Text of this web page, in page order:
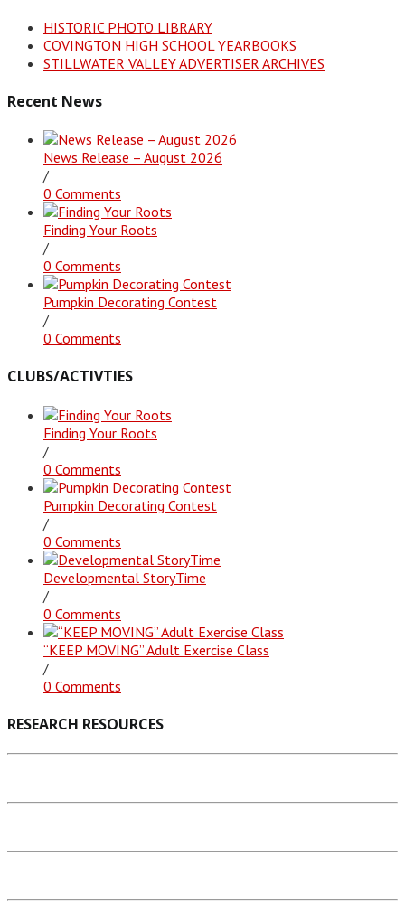
HISTORIC PHOTO LIBRARY
COVINGTON HIGH SCHOOL YEARBOOKS
STILLWATER VALLEY ADVERTISER ARCHIVES
Recent News
News Release – August 2026
/
0 Comments
Finding Your Roots
/
0 Comments
Pumpkin Decorating Contest
/
0 Comments
CLUBS/ACTIVTIES
Finding Your Roots
/
0 Comments
Pumpkin Decorating Contest
/
0 Comments
Developmental StoryTime
/
0 Comments
“KEEP MOVING” Adult Exercise Class
/
0 Comments
RESEARCH RESOURCES